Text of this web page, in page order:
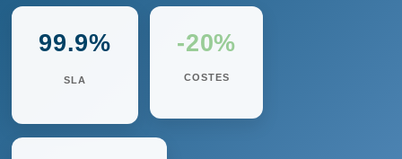
99.9%
SLA
-20%
COSTES